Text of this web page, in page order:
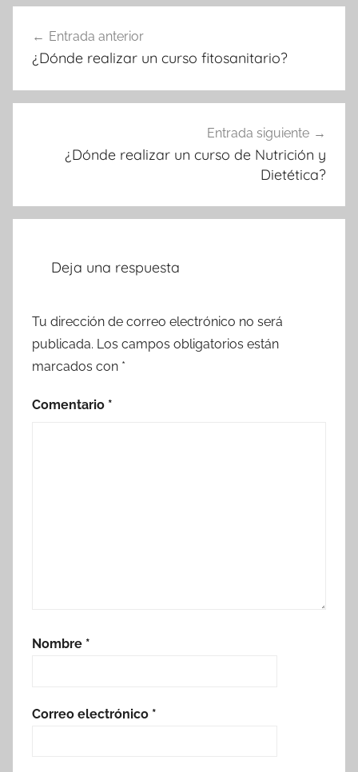
de
Entrada anterior
¿Dónde realizar un curso fitosanitario?
Entrada siguiente
¿Dónde realizar un curso de Nutrición y
Dietética?
Deja una respuesta
Tu dirección de correo electrónico no será
publicada. Los campos obligatorios están
marcados con *
Comentario *
Nombre *
Correo electrónico *